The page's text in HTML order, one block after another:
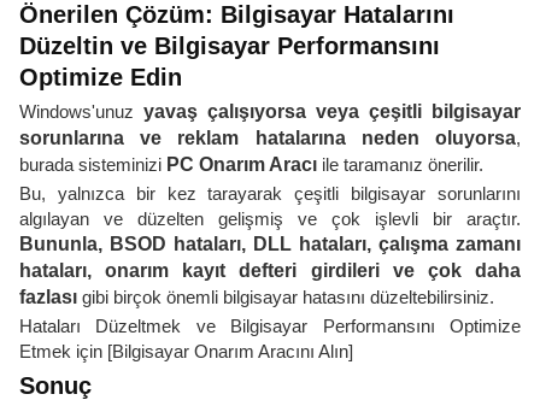
Önerilen Çözüm: Bilgisayar Hatalarını
Düzeltin ve Bilgisayar Performansını
Optimize Edin
Windows'unuz yavaş çalışıyorsa veya çeşitli bilgisayar
sorunlarına ve reklam hatalarına neden oluyorsa,
burada sisteminizi PC Onarım Aracı ile taramanız önerilir.
Bu, yalnızca bir kez tarayarak çeşitli bilgisayar sorunlarını
algılayan ve düzelten gelişmiş ve çok işlevli bir araçtır.
Bununla, BSOD hataları, DLL hataları, çalışma zamanı
hataları, onarım kayıt defteri girdileri ve çok daha
fazlası gibi birçok önemli bilgisayar hatasını düzeltebilirsiniz.
Hataları Düzeltmek ve Bilgisayar Performansını Optimize
Etmek için [Bilgisayar Onarım Aracını Alın]
Sonuç